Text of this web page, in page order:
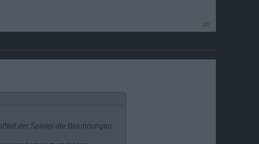
#8
der Spieler die Belohnungen